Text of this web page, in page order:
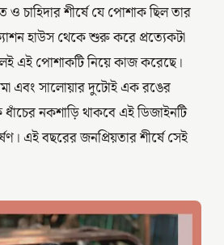
চাহিদার শীর্ষে যে পোশাক ছিল তার
হাউস থেকে শুরু করে প্রত্যেকটা
এই পোশাকটি নিয়ে কাজ করেছে।
এবং সালোয়ার দুটোই এক রঙের
ধাঁচের নকশাড়ি থাকবে এই ডিজাইনটি
এই বছরের জনপ্রিয়তার শীর্ষে সেই